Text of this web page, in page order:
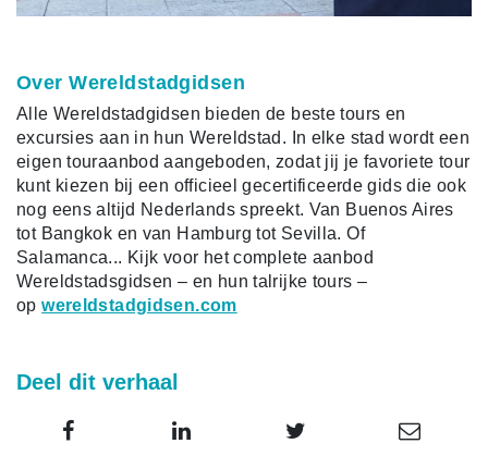
Over Wereldstadgidsen
Alle Wereldstadgidsen bieden de beste tours en
excursies aan in hun Wereldstad. In elke stad wordt een
eigen touraanbod aangeboden, zodat jij je favoriete tour
kunt kiezen bij een officieel gecertificeerde gids die ook
nog eens altijd Nederlands spreekt. Van Buenos Aires
tot Bangkok en van Hamburg tot Sevilla. Of
Salamanca... Kijk voor het complete aanbod
Wereldstadsgidsen – en hun talrijke tours –
opwereldstadgidsen.com
Deel dit verhaal